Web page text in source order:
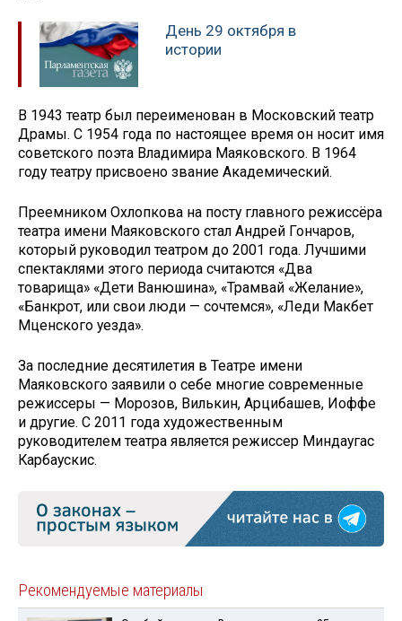
День 29 октября в
истории
В 1943 театр был переименован в Московский театр
Драмы. С 1954 года по настоящее время он носит имя
советского поэта Владимира Маяковского. В 1964
году театру присвоено звание Академический.
Преемником Охлопкова на посту главного режиссёра
театра имени Маяковского стал Андрей Гончаров,
который руководил театром до 2001 года. Лучшими
спектаклями этого периода считаются «Два
товарища» «Дети Ванюшина», «Трамвай «Желание»,
«Банкрот, или свои люди — сочтемся», «Леди Макбет
Мценского уезда».
За последние десятилетия в Театре имени
Маяковского заявили о себе многие современные
режиссеры — Морозов, Вилькин, Арцибашев, Иоффе
и другие. С 2011 года художественным
руководителем театра является режиссер Миндаугас
Карбаускис.
Рекомендуемые материалы